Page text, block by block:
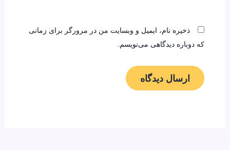
ذخیره نام، ایمیل و وبسایت من در مرورگر برای زمانی
که دوباره دیدگاهی می‌نویسم.